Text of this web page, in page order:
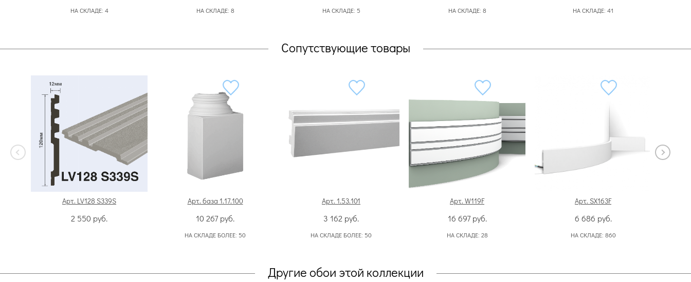
НА СКЛАДЕ: 4 НА СКЛАДЕ: 8 НА СКЛАДЕ: 5 НА СКЛАДЕ: 8 НА СКЛАДЕ: 41
Сопутствующие товары
Арт. LV128 S339S
2 550 руб.
Арт. база 1.17.100
10 267руб.
НА СКЛАДЕ БОЛЕЕ: 50
Арт. 1.53.101
3 162 руб.
НА СКЛАДЕ БОЛЕЕ: 50
Арт. W119F
16 697руб.
НА СКЛАДЕ: 28
Арт. SX163F
6 686 руб.
НА СКЛАДЕ: 860
Другие обои этой коллекции